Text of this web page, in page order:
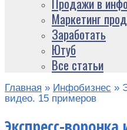
Маркетинг
Заработать
Ютуб
Все статьи
Главная » Инфобизнес »
видео. 15 примеров